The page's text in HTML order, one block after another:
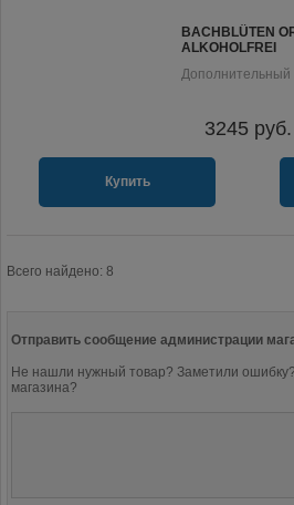
BACHBLÜTEN
ALKOHOLFREI
Дополнительный
3245 руб.
Купить
Всего найдено: 8
Отправить сообщение администрации
Не нашли нужный товар? Заметили
магазина?